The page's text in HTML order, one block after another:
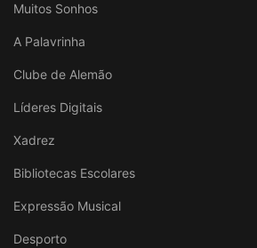
Muitos Sonhos
A Palavrinha
Clube de Alemão
Líderes Digitais
Xadrez
Bibliotecas Escolares
Expressão Musical
Desporto